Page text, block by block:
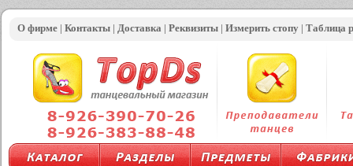
О фирме | Контакты | Доставка | Реквизиты | Измерить стопу | Таблица